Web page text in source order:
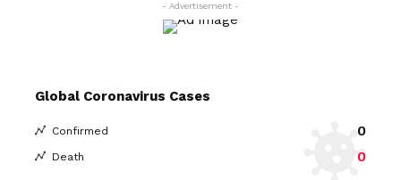
- Advertisement -
Global Coronavirus Cases
Confirmed 0
Death 0